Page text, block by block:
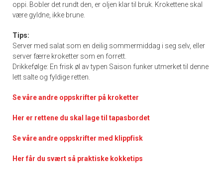
oppi. Bobler det rundt den, er oljen klar til bruk. Krokettene skal
være gyldne, ikke brune.
Tips:
Server med salat som en deilig sommermiddag i seg selv, eller
server færre kroketter som en forrett.
Drikkefølge: En frisk øl av typen Saison funker utmerket til denne
lett salte og fyldige retten.
Se våre andre oppskrifter på kroketter
Her er rettene du skal lage til tapasbordet
Se våre andre oppskrifter med klippfisk
Her får du svært så praktiske kokketips